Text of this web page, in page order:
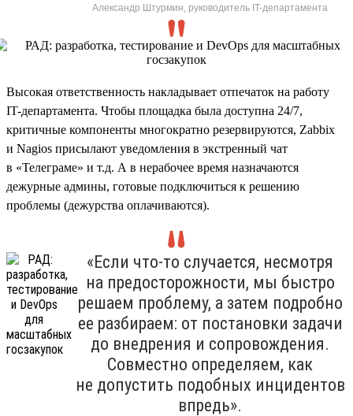
Александр Штурмин, руководитель IT-департамента
Высокая ответственность накладывает отпечаток на работу
IT-департамента. Чтобы площадка была доступна 24/7,
критичные компоненты многократно резервируются, Zabbix
и Nagios присылают уведомления в экстренный чат
в «Телеграме» и т.д. А в нерабочее время назначаются
дежурные админы, готовые подключиться к решению
проблемы (дежурства оплачиваются).
«Если что-то случается, несмотря
на предосторожности, мы быстро
решаем проблему, а затем подробно
ее разбираем: от постановки задачи
до внедрения и сопровождения.
Совместно определяем, как
не допустить подобных инцидентов
впредь».